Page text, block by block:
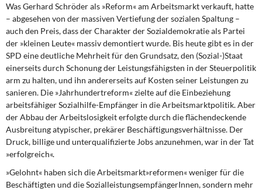
Was Gerhard Schröder als »Reform«am Arbeitsmarkt verkauft, hatte
– abgesehen von der massiven Vertiefung der sozialen Spaltung –
auch den Preis, dass der Charakter der Sozialdemokratie als Partei
der »kleinen Leute« massiv demontiert wurde. Bis heute gibt es in der
SPD eine deutliche Mehrheit für den Grundsatz, den (Sozial-)Staat
einerseits durch Schonung der Leistungsfähigsten in der Steuerpolitik
arm zu halten, und ihn andererseits auf Kosten seiner Leistungen zu
sanieren. Die »Jahrhundertreform« zielte auf die Einbeziehung
arbeitsfähiger Sozialhilfe-Empfänger in die Arbeitsmarktpolitik. Aber
der Abbau der Arbeitslosigkeit erfolgte durch die flächendeckende
Ausbreitung atypischer, prekärer Beschäftigungsverhältnisse. Der
Druck, billige und unterqualifizierte Jobs anzunehmen, war in der Tat
»erfolgreich«.
»Gelohnt« haben sich die Arbeitsmarkt»reformen« weniger für die
Beschäftigten und die SozialleistungsempfängerInnen, sondern mehr